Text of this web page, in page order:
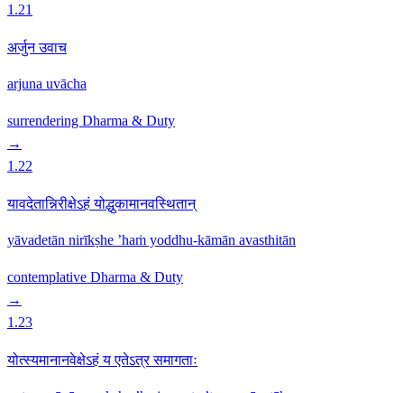
1.21
अर्जुन उवाच
arjuna uvācha
surrendering Dharma & Duty
→
1.22
यावदेतान्निरीक्षेऽहं योद्धुकामानवस्थितान्
yāvadetān nirīkṣhe ’haṁ yoddhu-kāmān avasthitān
contemplative Dharma & Duty
→
1.23
योत्स्यमानानवेक्षेऽहं य एतेऽत्र समागताः